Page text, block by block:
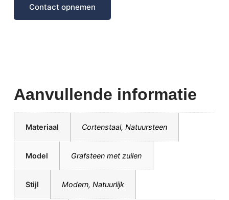
Contact opnemen
Aanvullende informatie
Materiaal Cortenstaal, Natuursteen
Model Grafsteen met zuilen
Stijl Modern, Natuurlijk